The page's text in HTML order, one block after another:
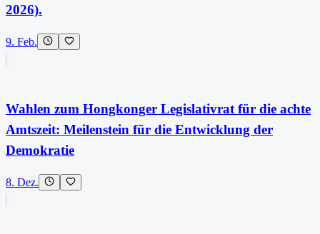
2026).
9. Feb.
Wahlen zum Hongkonger Legislativrat für die achte
Amtszeit: Meilenstein für die Entwicklung der
Demokratie
8. Dez.